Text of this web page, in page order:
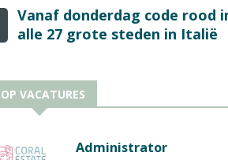
Vanaf donderdag code rood
alle 27 grote steden in Italië
VACATURES
Administrator